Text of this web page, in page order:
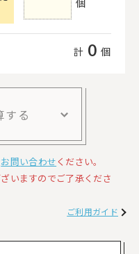
個
計 0 個
する
お問い合わせください。
いますのでご了承くださ
ご利用ガイド